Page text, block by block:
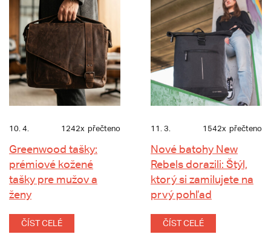
10. 4. 1242x přečteno
Greenwood tašky:
prémiové kožené
tašky pre mužov a
ženy
ČÍST CELÉ
11. 3. 1542x přečteno
Nové batohy New
Rebels dorazili: Štýl,
ktorý si zamilujete na
prvý pohľad
ČÍST CELÉ